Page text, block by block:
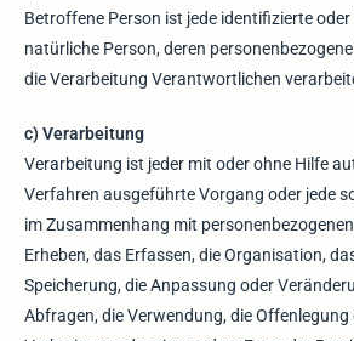
Betroffene Person ist jede identifizierte
natürliche Person, deren
die Verarbeitung Verantwortlichen
c) Verarbeitung
Verarbeitung ist jeder mit oder ohne Hilfe
Verfahren ausgeführte Vorgang oder jede
im Zusammenhang mit
Erheben, das Erfassen, die Organisation,
Speicherung, die Anpassung oder
Abfragen, die Verwendung, die